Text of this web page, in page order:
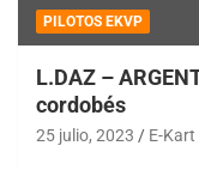
PILOTOS EKVP
L.DAZ –
cordobés
25 julio, 2023 E-Kart